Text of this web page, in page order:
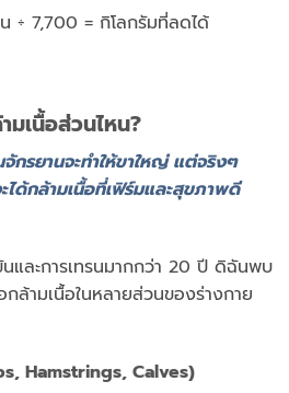
÷ 7,700 = กิโลกรัมที่ลดได้
เนื้อส่วนไหน?
กรยานจะทำให้ขาใหญ่ แต่จริงๆ
ได้กล้ามเนื้อที่เฟิร์มและสุขภาพดี
และการเทรนมากกว่า 20 ปี ดิฉันพบ
ล้ามเนื้อในหลายส่วนของร่างกาย
Hamstrings, Calves)